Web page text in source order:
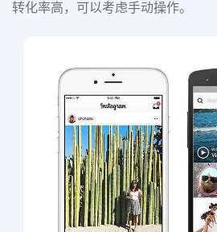
转化率高，可以考虑手动操作。